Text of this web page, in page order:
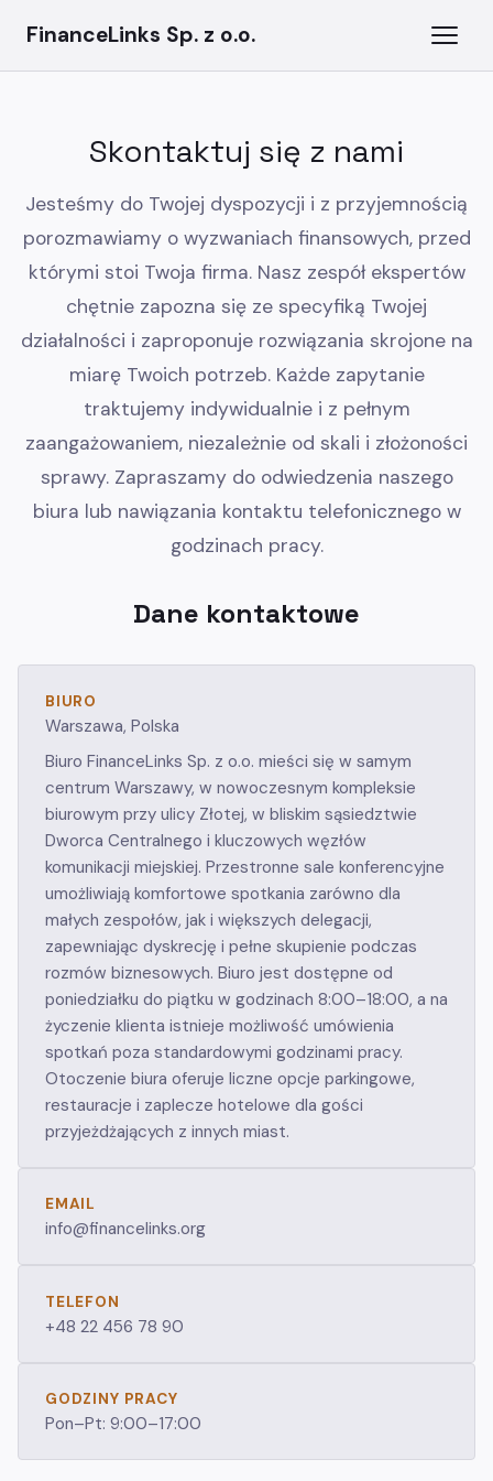
FinanceLinks Sp. z o.o.
Skontaktuj się z nami
Jesteśmy do Twojej dyspozycji i z przyjemnością
porozmawiamy o wyzwaniach finansowych, przed
którymi stoi Twoja firma. Nasz zespół ekspertów
chętnie zapozna się ze specyfiką Twojej
działalności i zaproponuje rozwiązania skrojone na
miarę Twoich potrzeb. Każde zapytanie
traktujemy indywidualnie i z pełnym
zaangażowaniem, niezależnie od skali i złożoności
sprawy. Zapraszamy do odwiedzenia naszego
biura lub nawiązania kontaktu telefonicznego w
godzinach pracy.
Dane kontaktowe
BIURO
Warszawa, Polska
Biuro FinanceLinks Sp. z o.o. mieści się w samym
centrum Warszawy, w nowoczesnym kompleksie
biurowym przy ulicy Złotej, w bliskim sąsiedztwie
Dworca Centralnego i kluczowych węzłów
komunikacji miejskiej. Przestronne sale konferencyjne
umożliwiają komfortowe spotkania zarówno dla
małych zespołów, jak i większych delegacji,
zapewniając dyskrecję i pełne skupienie podczas
rozmów biznesowych. Biuro jest dostępne od
poniedziałku do piątku w godzinach 8:00–18:00, a na
życzenie klienta istnieje możliwość umówienia
spotkań poza standardowymi godzinami pracy.
Otoczenie biura oferuje liczne opcje parkingowe,
restauracje i zaplecze hotelowe dla gości
przyjeżdżających z innych miast.
EMAIL
info@financelinks.org
TELEFON
+48 22 456 78 90
GODZINY PRACY
Pon–Pt: 9:00–17:00